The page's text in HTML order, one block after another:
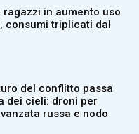
ragazzi in aumento uso
consumi triplicati dal
del conflitto passa
dei cieli: droni per
russa e nodo